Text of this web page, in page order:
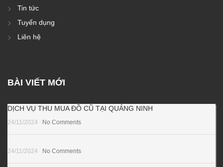
Tin tức
Tuyển dụng
Liên hệ
BÀI VIẾT MỚI
DỊCH VỤ THU MUA ĐỒ CŨ TẠI QUẢNG NINH
24/11/2024 No Comments
24/11/2024 No Comments